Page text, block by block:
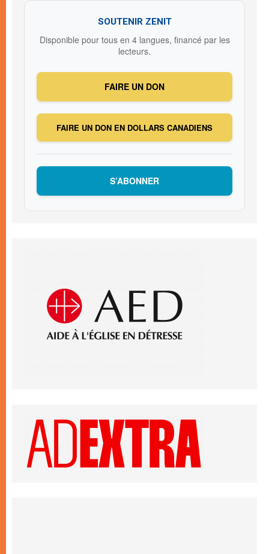
SOUTENIR ZENIT
Disponible pour tous en 4 langues, financé par les
lecteurs.
FAIRE UN DON
FAIRE UN DON EN DOLLARS CANADIENS
S’ABONNER